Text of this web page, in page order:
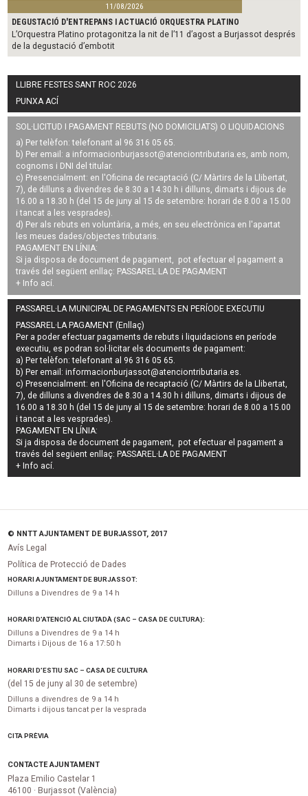
11/08/2026
DEGUSTACIÓ D'ENTREPANS I ACTUACIÓ ORQUESTRA PLATINO
L’Orquestra Platino protagonitza la nit de l’11 d’agost a Burjassot després
de la degustació d’embotit
LLIBRE FESTES SANT ROC 2026
PUNXA ACÍ
SOL·LICITUD I PAGAMENT REBUTS (NO DOMICILIATS) O LIQUIDACIONS
a) Per telèfon: telefonant al 96 316 05 65.
b) Per email: a informacionburjassot@atenciontributaria.es, amb nom,
cognoms i DNI del titular.
c) Presencialment: en l'Oficina de recaptació (C/ Màrtirs de la Llibertat,
7), de dilluns a divendres de 8.30 a 14.30 h i dilluns, dimarts i dijous de
16.00 a 18.30 h (del 15 de juny al 15 de setembre: horari de 8.00 a 15.00
i tancat a les vesprades).
d) Per als rebuts en voluntària, a més, en seu electrònica en l'apartat
les meues dades/objectes tributaris.
PAGAMENT EN LÍNIA:
Si ja disposa de document de pagament, pot efectuar el pagament a
través del següent enllaç: PASSAREL·LA DE PAGAMENT
+ Info ací.
PASSAREL·LA MUNICIPAL DE PAGAMENTS EN PERÍODE EXECUTIU
PASSAREL·LA PAGAMENT (Enllaç)
Per a poder efectuar pagaments derebuts i liquidacions en període
executiu , es podran sol·licitar els documents de pagament:
a) Per telèfon: telefonant al 96 316 05 65.
b) Per email:informacionburjassot@atenciontributaria.es
c) Presencialment: en l'Oficina de recaptació (C/ Màrtirs de la Llibertat,
7), de dilluns a divendres de 8.30 a 14.30 h i dilluns, dimarts i dijous de
16.00 a 18.30 h (del 15 de juny al 15 de setembre: horari de 8.00 a 15.00
i tancat a les vesprades).
PAGAMENT EN LÍNIA:
Si ja disposa de document de pagament, pot efectuar el pagament a
través del següent enllaç:PASSAREL·LA DE PAGAMENT
+ Info ací
© NNTT AJUNTAMENT DE BURJASSOT, 2017
Avís Legal
Política de Protecció de Dades
HORARI AJUNTAMENT DE BURJASSOT:
Dilluns a Divendres de 9 a 14 h
HORARI D’ATENCIÓ AL CIUTADÀ (SAC – CASA DE CULTURA):
Dilluns a Divendres de 9 a 14 h
Dimarts i Dijous de 16 a 17:50 h
HORARI D’ESTIU SAC – CASA DE CULTURA
(del 15 de juny al 30 de setembre)
Dilluns a divendres de 9 a 14 h
Dimarts i dijous tancat per la vesprada
CITA PRÈVIA
CONTACTE AJUNTAMENT
Plaza Emilio Castelar 1
46100 · Burjassot (València)